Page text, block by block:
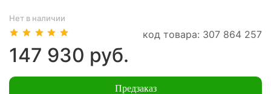
Нет в наличии
код товара: 307 864 257
147 930 руб.
Предзаказ